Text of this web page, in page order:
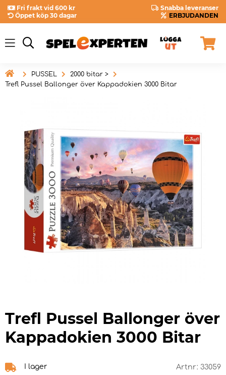
Fri frakt vid 600 kr
Snabba leveranser
Öppet köp 30 dagar
ERBJUDANDEN
 PUSSEL
2000 bitar >
Trefl Pussel Ballonger över Kappadokien 3000 Bitar
Trefl Pussel Ballonger över
Kappadokien 3000 Bitar
I lager Artnr: 33059